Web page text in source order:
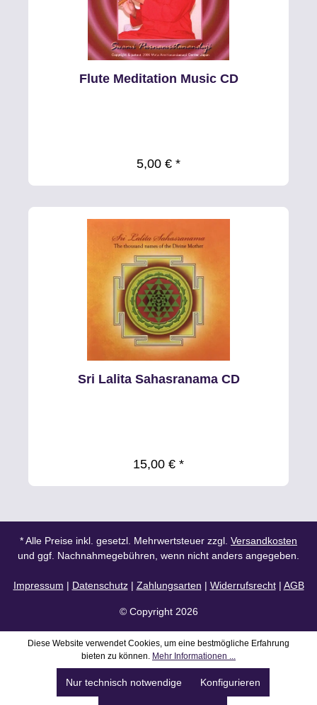
Flute Meditation Music CD
5,00 € *
Sri Lalita Sahasranama CD
15,00 € *
* Alle Preise inkl. gesetzl. Mehrwertsteuer zzgl. Versandkosten
und ggf. Nachnahmegebühren, wenn nicht anders angegeben.
Impressum | Datenschutz| Zahlungsarten | Widerrufsrecht| AGB
© Copyright 2026
Diese Website verwendet Cookies, um eine bestmögliche Erfahrung
bieten zu können. Mehr Informationen ...
Nur technisch notwendige Konfigurieren